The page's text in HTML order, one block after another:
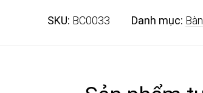
SKU: BC0033 Danh mục: